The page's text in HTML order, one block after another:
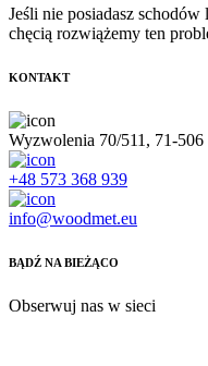
Jeśli nie posiadasz
chęcią rozwiążemy ten
KONTAKT
Wyzwolenia 70/511, 71-506
+48 573 368 939
info@woodmet.eu
BĄDŹ NA BIEŻĄCO
Obserwuj nas w sieci